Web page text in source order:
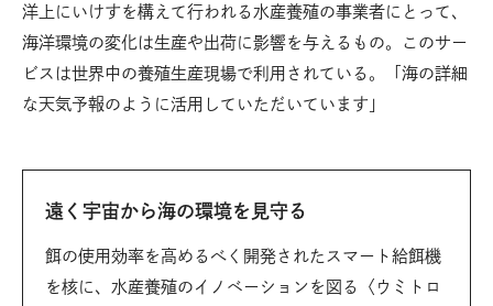
洋上にいけすを構えて行われる水産養殖の事業者にとって、
海洋環境の変化は生産や出荷に影響を与えるもの。このサー
ビスは世界中の養殖生産現場で利用されている。「海の詳細
な天気予報のように活用していただいています」
遠く宇宙から海の環境を見守る
餌の使用効率を高めるべく開発されたスマート給餌機
を核に、水産養殖のイノベーションを図る〈ウミトロ